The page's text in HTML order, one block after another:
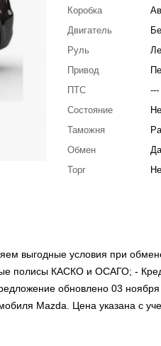
Коробка
Двигатель
Руль
Привод
ПТС
---
Состояние
Таможня
Обмен
Торг
выгодные условия при
полисы КАСКО и ОСАГО; -
обновлено 03
Mazda. Цена указана с